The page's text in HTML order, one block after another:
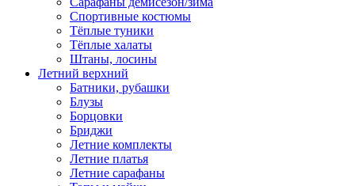
Спортивные костюмы
Тёплые туники
Тёплые халаты
Штаны, лосины
Летний верхний
Батники, рубашки
Блузы
Борцовки
Бриджи
Летние комплекты
Летние платья
Летние сарафаны